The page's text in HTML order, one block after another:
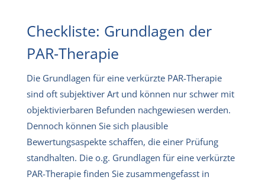
Checkliste: Grundlagen der
PAR-Therapie
Die Grundlagen für eine verkürzte PAR-Therapie
sind oft subjektiver Art und können nur schwer mit
objektivierbaren Befunden nachgewiesen werden.
Dennoch können Sie sich plausible
Bewertungsaspekte schaffen, die einer Prüfung
standhalten. Die o.g. Grundlagen für eine verkürzte
PAR-Therapie finden Sie zusammengefasst in